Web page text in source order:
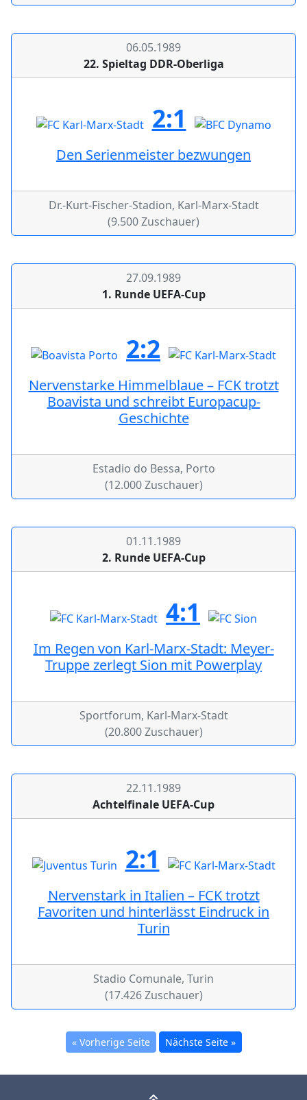
06.05.1989
22. Spieltag DDR-Oberliga
2:1
Den Serienmeister bezwungen
Dr.-Kurt-Fischer-Stadion, Karl-Marx-Stadt
(9.500 Zuschauer)
27.09.1989
1. Runde UEFA-Cup
2:2
Nervenstarke Himmelblaue – FCK trotzt
Boavista und schreibt Europacup-
Geschichte
Estadio do Bessa, Porto
(12.000 Zuschauer)
01.11.1989
2. Runde UEFA-Cup
4:1
Im Regen von Karl-Marx-Stadt: Meyer-
Truppe zerlegt Sion mit Powerplay
Sportforum, Karl-Marx-Stadt
(20.800 Zuschauer)
22.11.1989
Achtelfinale UEFA-Cup
2:1
Nervenstark in Italien – FCK trotzt
Favoriten und hinterlässt Eindruck in
Turin
Stadio Comunale, Turin
(17.426 Zuschauer)